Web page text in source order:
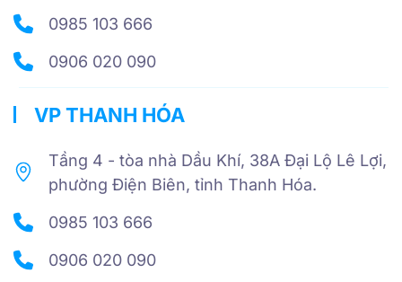
0985 103 666
0906 020 090
VP THANH HÓA
Tầng 4 - tòa nhà Dầu Khí, 38A Đại Lộ Lê Lợi,
phường Điện Biên, tỉnh Thanh Hóa.
0985 103 666
0906 020 090